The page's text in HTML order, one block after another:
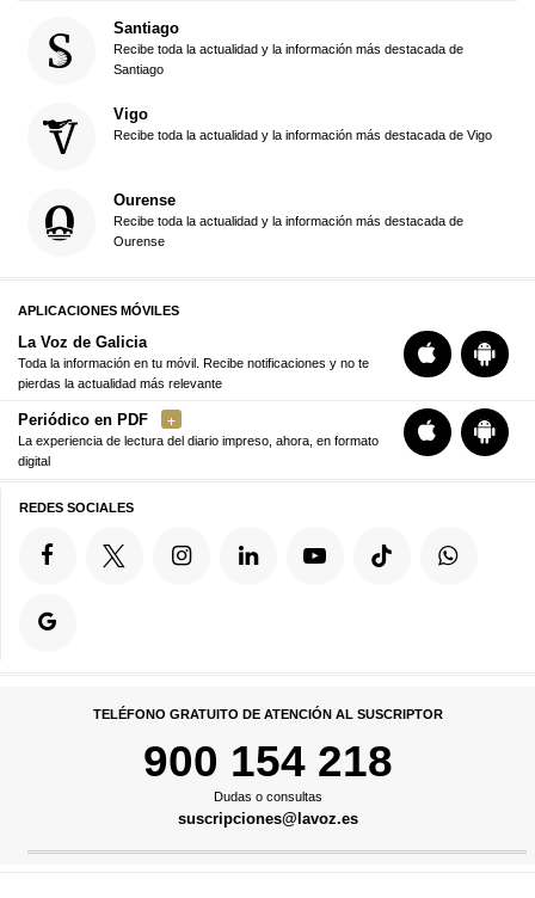
Santiago
Recibe toda la actualidad y la información más destacada de
Santiago
Vigo
Recibe toda la actualidad y la información más destacada de Vigo
Ourense
Recibe toda la actualidad y la información más destacada de
Ourense
APLICACIONES MÓVILES
La Voz de Galicia
Toda la información en tu móvil. Recibe notificaciones y no te
pierdas la actualidad más relevante
Periódico en PDF
La experiencia de lectura del diario impreso, ahora, en formato
digital
REDES SOCIALES
TELÉFONO GRATUITO DE ATENCIÓN AL SUSCRIPTOR
900 154 218
Dudas o consultas
suscripciones@lavoz.es